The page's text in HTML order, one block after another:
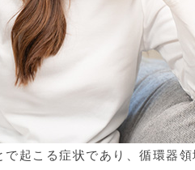
起こる症状であり、循環器